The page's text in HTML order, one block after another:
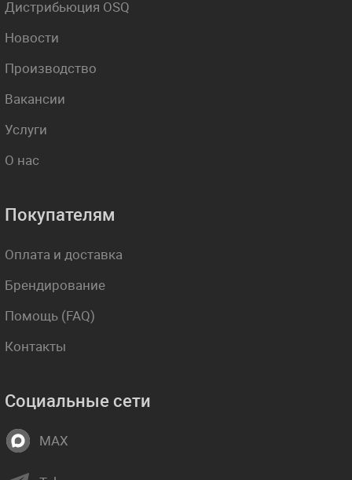
Дистрибьюция OSQ
Новости
Производство
Вакансии
Услуги
О нас
Покупателям
Оплата и доставка
Брендирование
Помощь (FAQ)
Контакты
Социальные сети
MAX